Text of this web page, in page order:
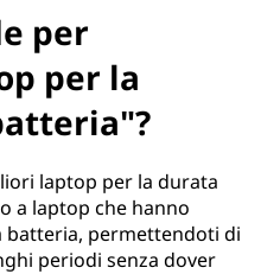
per
per la
laptop per la durata
a laptop che hanno
batteria, permettendoti di
periodi senza dover